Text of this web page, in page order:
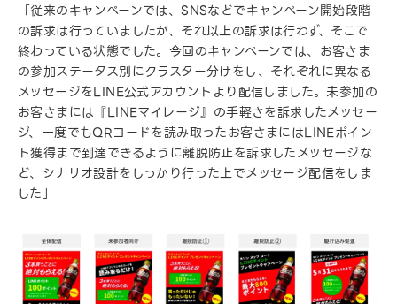
「従来のキャンペーンでは、SNSなどでキャンペーン開始段階
の訴求は行っていましたが、それ以上の訴求は行わず、そこで
終わっている状態でした。今回のキャンペーンでは、お客さま
の参加ステータス別にクラスター分けをし、それぞれに異なる
メッセージをLINE公式アカウントより配信しました。未参加の
お客さまには『LINEマイレージ』の手軽さを訴求したメッセー
ジ、一度でもQRコードを読み取ったお客さまにはLINEポイン
ト獲得まで到達できるように離脱防止を訴求したメッセージな
ど、シナリオ設計をしっかり行った上でメッセージ配信をしま
した」